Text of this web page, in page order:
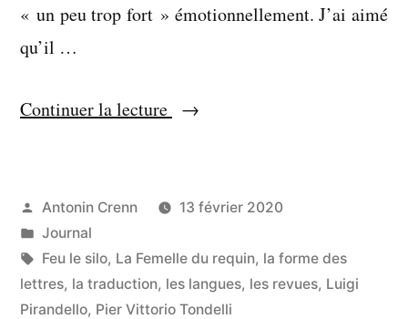
« un peu trop fort » émotionnellement. J’ai aimé
qu’il …
Continuer la lecture « Dans
que
ne
pige
Publié
par
Antonin Crenn
13 février 2020
Publié
dans
Journal
Étiquettes :
Feu le silo, La Femelle du requin, la forme des
lettres, la traduction, les langues, les revues, Luigi
Pirandello, Pier Vittorio Tondelli